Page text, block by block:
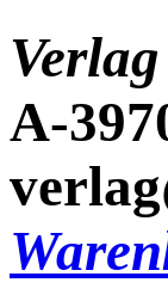
Verlag
A-